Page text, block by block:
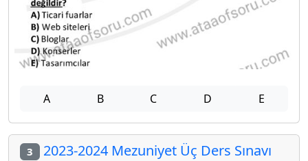
A B C D E
3 2023-2024 Mezuniyet Üç Ders Sınavı